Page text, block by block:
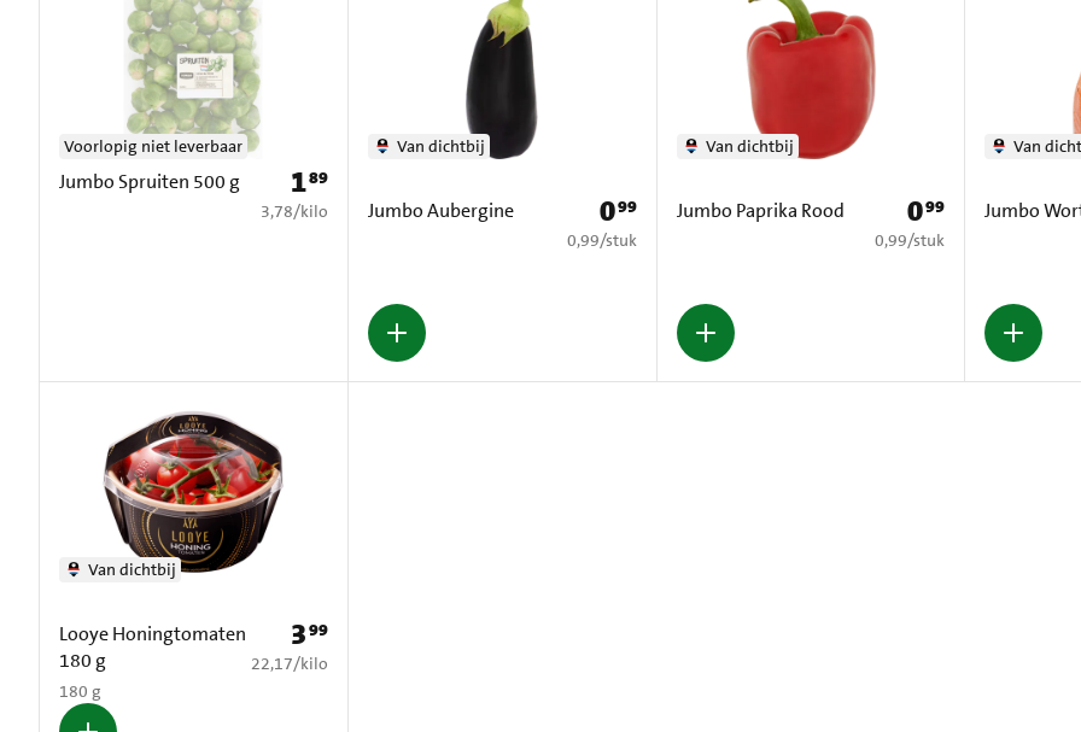
Jumbo Spruiten 500 g
Voorlopig niet leverbaar
Prijs: € 1,89
189
€ 3,78 per kilo
3,78/kilo Jumbo Aubergine
Van dichtbij
Prijs: € 0,99
099
€ 0,99 per stuk
0,99/stuk
Jumbo Paprika Rood
Van dichtbij
Prijs: € 0,99
099
€ 0,99 per stuk
0,99/stuk
Jumbo
Van
Looye Honingtomaten
180 g
180 g
Van dichtbij
Prijs: € 3,99
399
€ 22,17 per kilo
22,17/kilo